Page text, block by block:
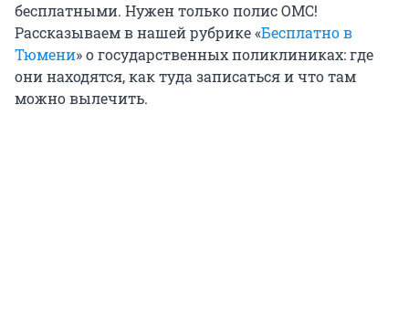
бесплатными. Нужен только полис ОМС!
Рассказываем в нашей рубрике «Бесплатно в
Тюмени» о государственных поликлиниках: где
они находятся, как туда записаться и что там
можно вылечить.